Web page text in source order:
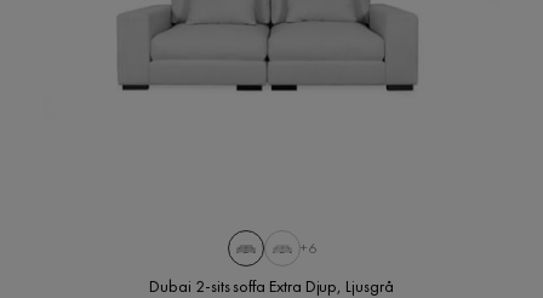
+6
Dubai 2-sits soffa Extra Djup, Ljusgrå